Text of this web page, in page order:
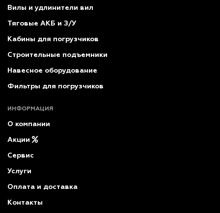
Вилы и удлинители вил
Тяговые АКБ и З/У
Кабины для погрузчиков
Строительные подъемники
Навесное оборудование
Фильтры для погрузчиков
ИНФОРМАЦИЯ
О компании
Акции
Сервис
Услуги
Оплата и доставка
Контакты